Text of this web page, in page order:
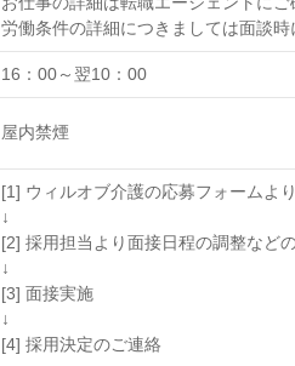
労働条件の詳細につきましては面談時
16：00～翌10：00
屋内禁煙
[1] ウィルオブ介護の応募フォームよ
↓
[2] 採用担当より面接日程の調整など
↓
[3] 面接実施
↓
[4] 採用決定のご連絡